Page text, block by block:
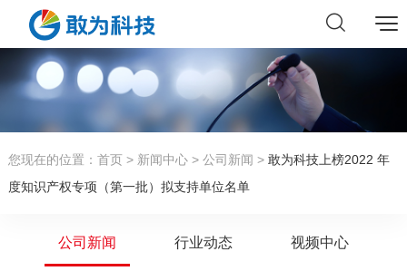
您现在的位置： 首页> 新闻中心> 公司新闻 > 敢为科技上榜2022 年
度知识产权专项（第一批）拟支持单位名单
公司新闻 行业动态 视频中心